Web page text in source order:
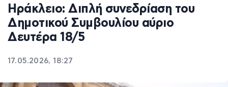
Ηράκλειο: Διπλή συνεδρίαση του
Δημοτικού Συμβουλίου αύριο
Δευτέρα 18/5
17.05.2026, 18:27